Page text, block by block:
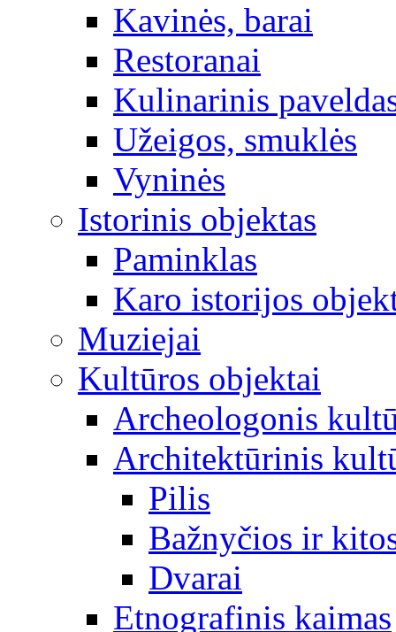
Kavinės, barai
Restoranai
Kulinarinis
Užeigos, smuklės
Vyninės
Istorinis objektas
Paminklas
Karo istorijos
Muziejai
Kultūros objektai
Archeologonis
Architektūrinis
Pilis
Bažnyčios ir
Dvarai
Etnografinis kaimas